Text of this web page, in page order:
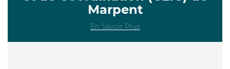
Marpent
En Savoir Plus